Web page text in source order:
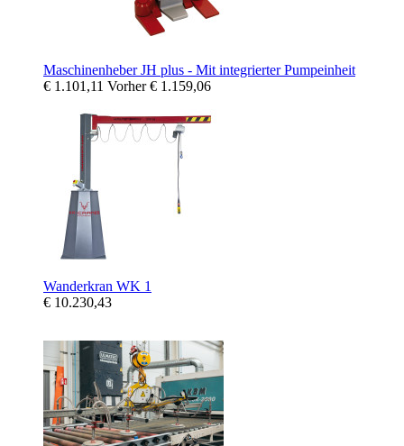
Maschinenheber JH plus - Mit integrierter Pumpeinheit
€ 1.101,11 Vorher€ 1.159,06
Wanderkran WK 1
€ 10.230,43